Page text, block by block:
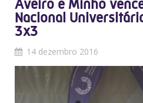
Aveiro e Minho
Nacional
3x3
14 dezembro 2016